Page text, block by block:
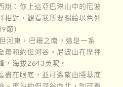
說：你上這亞巴琳山中的尼波
相對，觀看我所要賜給以色列
節）
河東，巴珊之南。這是一系
景和約但河谷。尼波山在摩押
，海拔2643英呎。
盡在眼底，並可遙望由隱基底